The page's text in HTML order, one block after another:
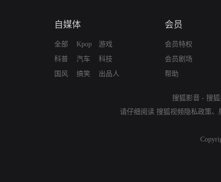
自媒体
全部
科普
国风
Kpop
汽车
搞笑
游戏
科技
出品人
会员
会员特权
会员剧场
帮助
搜狐影音 - 搜
请仔细阅读 搜狐视频隐私政策、